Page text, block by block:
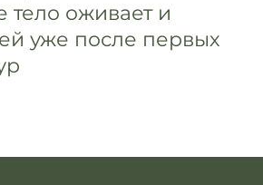
тело оживает и
уже после первых